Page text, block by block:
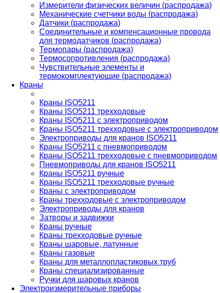
Измерители физических величин (распродажа)
Механические счетчики воды (распродажа)
Датчики (распродажа)
Соединительные и компенсационные провода
для термодатчиков (распродажа)
Термопары (распродажа)
Термосопротивления (распродажа)
Чувствительные элементы и
термокомплектующие (распродажа)
Краны
Краны ISO5211
Краны ISO5211 трехходовые
Краны ISO5211 с электроприводом
Краны ISO5211 трехходовые с электроприводом
Электроприводы для кранов ISO5211
Краны ISO5211 с пневмоприводом
Краны ISO5211 трехходовые с пневмоприводом
Пневмоприводы для кранов ISO5211
Краны ISO5211 ручные
Краны ISO5211 трехходовые ручные
Краны с электроприводом
Краны трехходовые с электроприводом
Электроприводы для кранов
Затворы и задвижки
Краны ручные
Краны трехходовые ручные
Краны шаровые, латунные
Краны газовые
Краны для металлопластиковых труб
Краны специализированные
Ручки для шаровых кранов
Электроизмерительные приборы